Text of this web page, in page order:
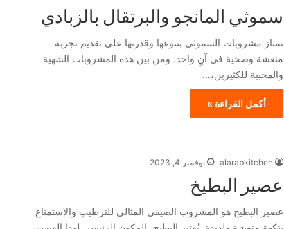
سموثي المانجو والبرتقال بالزبادي
تمتاز مشروبات السموثي بتنوعها وقدرتها على تقديم تجربة
منعشة وصحية في آنٍ واحد. ومن بين هذه المشروبات الشهية
والمحببة للكثيرين،…
أكمل القراءة »
alarabkitchen نوفمبر 4, 2023
عصير البطيخ
عصير البطيخ هو المشروب الصيفي المثالي للترطيب والاستمتاع